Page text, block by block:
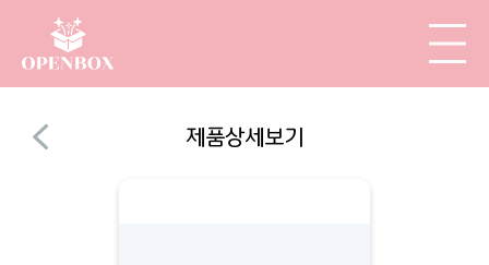
제품상세보기